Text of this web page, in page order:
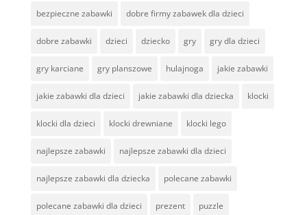
bezpieczne zabawki dobre firmy zabawek dla dzieci
dobre zabawki dzieci dziecko gry gry dla dzieci
gry karciane gry planszowe hulajnoga jakie zabawki
jakie zabawki dla dzieci jakie zabawki dla dziecka klocki
klocki dla dzieci klocki drewniane klocki lego
najlepsze zabawki najlepsze zabawki dla dzieci
najlepsze zabawki dla dziecka polecane zabawki
polecane zabawki dla dzieci prezent puzzle